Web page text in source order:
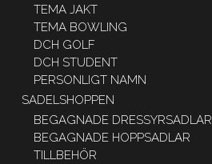
TEMA JAKT
TEMA BOWLING
DCH GOLF
DCH STUDENT
PERSONLIGT NAMN
SADELSHOPPEN
BEGAGNADE DRESSYRSADLAR
BEGAGNADE HOPPSADLAR
TILLBEHÖR